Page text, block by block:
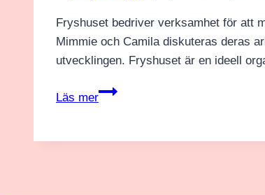
Fryshuset bedriver verksamhet för att
Mimmie och Camila diskuteras deras
utvecklingen. Fryshuset är en ideell
Läs mer
“Vi